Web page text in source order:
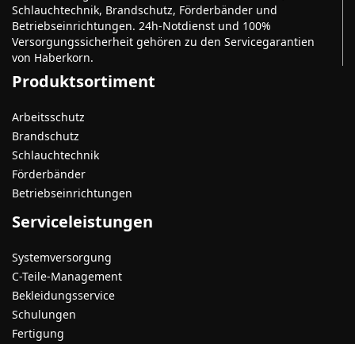
Schlauchtechnik, Brandschutz, Förderbänder und
Betriebseinrichtungen. 24h-Notdienst und 100%
Versorgungssicherheit gehören zu den Servicegarantien
von Haberkorn.
Produktsortiment
Arbeitsschutz
Brandschutz
Schlauchtechnik
Förderbänder
Betriebseinrichtungen
Serviceleistungen
Systemversorgung
C-Teile-Management
Bekleidungsservice
Schulungen
Fertigung